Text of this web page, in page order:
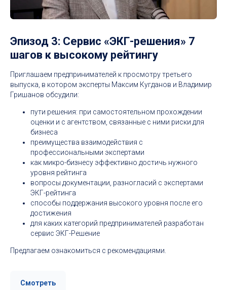
Эпизод 3: Сервис «ЭКГ-решения» 7
шагов к высокому рейтингу
Приглашаем предпринимателей к просмотру третьего
выпуска, в котором эксперты Максим Кугданов и Владимир
Гришанов обсудили:
пути решения: при самостоятельном прохождении
оценки и с агентством, связанные с ними риски для
бизнеса
преимущества взаимодействия с
профессиональными экспертами
как микро-бизнесу эффективно достичь нужного
уровня рейтинга
вопросы документации, разногласий с экспертами
ЭКГ-рейтинга
способы поддержания высокого уровня после его
достижения
для каких категорий предпринимателей разработан
сервис ЭКГ-Решение
Предлагаем ознакомиться с рекомендациями.
Смотреть